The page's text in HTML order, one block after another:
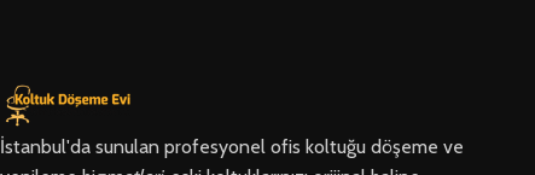
İstanbul'da sunulan profesyonel ofis koltuğu döşeme ve